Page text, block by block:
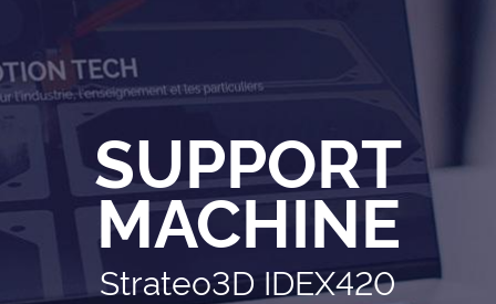
SUPPORT
MACHINE
Strateo3D IDEX420